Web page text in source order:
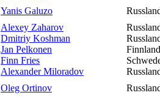
Yanis Galuzo
Alexey Zaharov
Dmitriy Koshman
Jan Pelkonen
Finnland
Finn Fries
Alexander Miloradov
Oleg Ortinov